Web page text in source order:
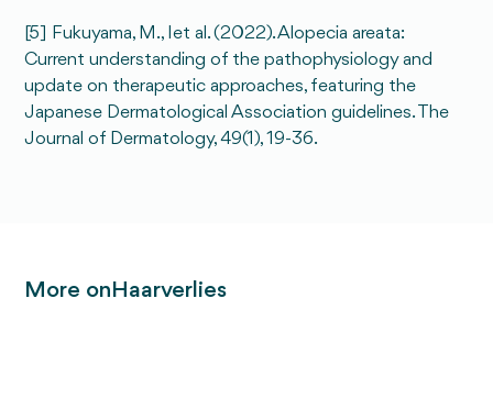
[5] Fukuyama, M., Iet al. (2022). Alopecia areata:
Current understanding of the pathophysiology and
update on therapeutic approaches, featuring the
Japanese Dermatological Association guidelines. The
Journal of Dermatology, 49(1), 19-36.
More onHaarverlies